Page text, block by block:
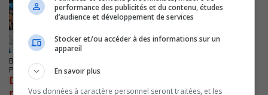
BROSSARD
Publié le 15 septembre 2025 à 08h37
Du cyclisme de haut-calibre à Brossard l’an
performance des publicités et du contenu, études
d’audience et développement de services
Stocker et/ou accéder à des informations sur un
appareil
En savoir plus
Vos données à caractère personnel seront traitées, et les